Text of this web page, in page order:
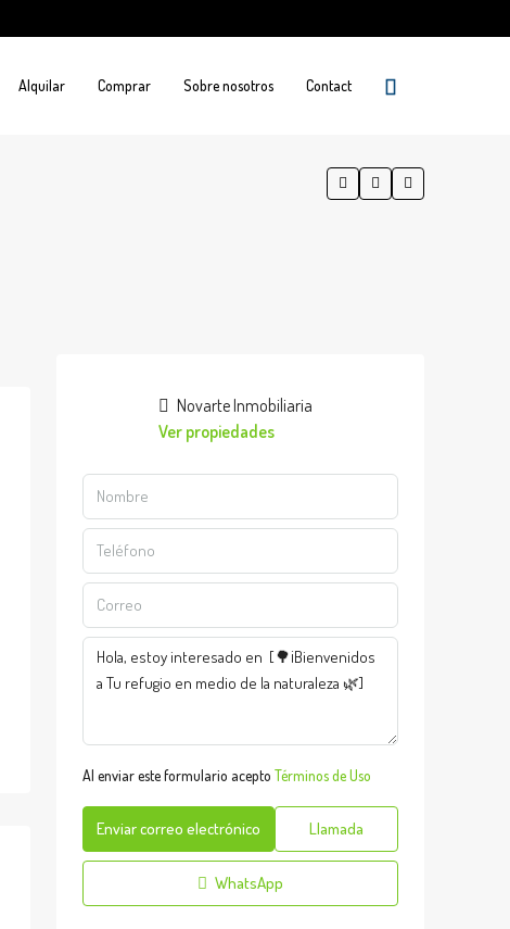
Alquilar Comprar Sobre nosotros Contact
Novarte Inmobiliaria
Ver propiedades
Al enviar este formulario acepto Términos de Uso
Enviar correo electrónico Llamada
WhatsApp